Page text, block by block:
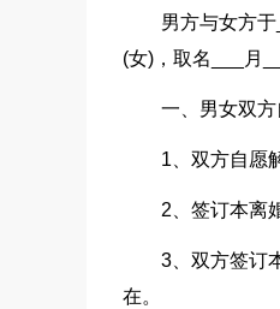
男方与女方
(女)，取名___月
一、男女双
1、双方自愿
2、签订本离
3、双方签订
在。